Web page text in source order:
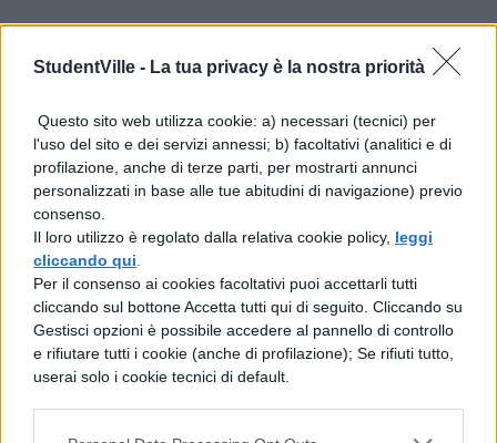
StudentVille - La tua privacy è la nostra priorità
Questo sito web utilizza cookie: a) necessari (tecnici) per
l'uso del sito e dei servizi annessi; b) facoltativi (analitici e di
profilazione, anche di terze parti, per mostrarti annunci
personalizzati in base alle tue abitudini di navigazione) previo
consenso.
Il loro utilizzo è regolato dalla relativa cookie policy, leggi
cliccando qui
Per il consenso ai cookies facoltativi puoi accettarli tutti
cliccando sul bottone Accetta tutti qui di seguito. Cliccando su
Gestisci opzioni è possibile accedere al pannello di controllo
e rifiutare tutti i cookie (anche di profilazione); Se rifiuti tutto,
userai solo i cookie tecnici di default.
ufficializzate a gennaio dopo che ilMIUR
avrà deciso e diffuso la notizia. L’altro dubbio
che opprime gli studenti riguarda la
possibilità che quest’ultima venga affidata ai
commissari interni o a quelli esterni
anche le prove scritte possono essere
affidate ad un commissario esterno o interno
e, a riguardo, l’articolo 2 del Decreto dice: “È,
in ogni caso, assicurata la nomina di